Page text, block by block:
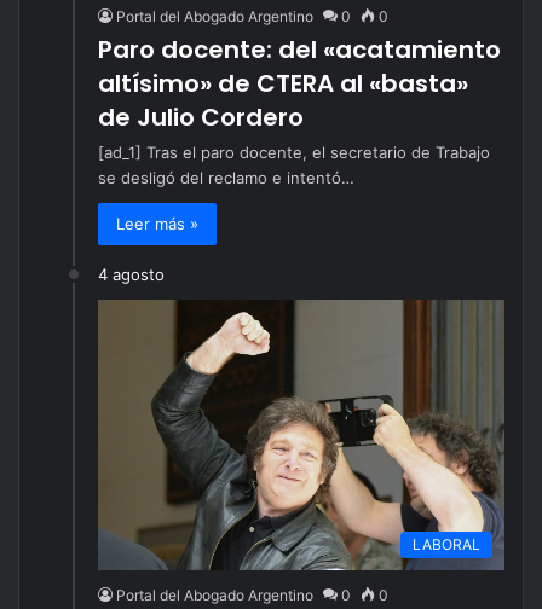
Portal del Abogado Argentino 0 0
Paro docente: del «acatamiento
altísimo» de CTERA al «basta»
de Julio Cordero
[ad_1] Tras el paro docente, el secretario de Trabajo
se desligó del reclamo e intentó…
Leer más »
4 agosto
LABORAL
Portal del Abogado Argentino 0 0